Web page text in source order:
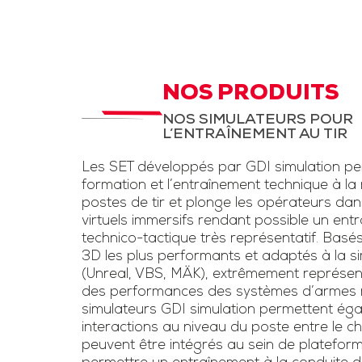
à la menace drone et
la lutte anti-drone.
Inclut un kit pour drone
brouilleur une voie
une simulation
l’usage de
voie »
NOS PRODUITS
NOS SIMULATEURS POUR
L’ENTRAÎNEMENT AU TIR
Les SET développés par GDI simulation
formation et l’entraînement technique à la
postes de tir et plonge les opérateurs
virtuels immersifs rendant possible un
technico-tactique très représentatif.
3D les plus performants et adaptés à la
(Unreal, VBS, MÄK), extrêmement
des performances des systèmes d’armes
simulateurs GDI simulation permettent
interactions au niveau du poste entre le
peuvent être intégrés au sein de